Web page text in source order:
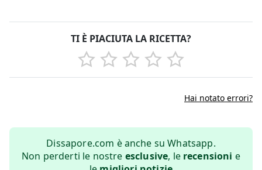
TI È PIACIUTA LA RICETTA?
Hai notato errori?
Dissapore.com è anche su Whatsapp.
Non perderti le nostre esclusive, le recensioni e